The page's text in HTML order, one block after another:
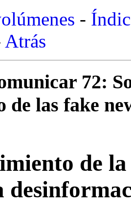
-
Atrás
72:
de las fake
de